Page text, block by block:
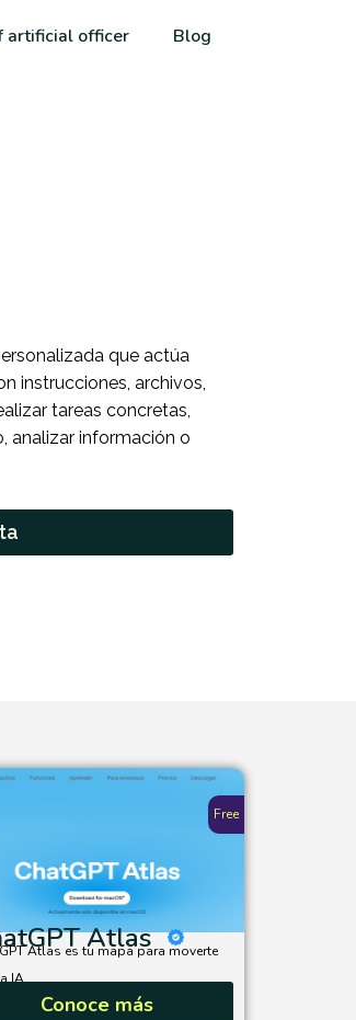
artificial officer Blog
que actúa
instrucciones, archivos,
tareas concretas,
analizar información o
Atlas
Atlas es tu mapa para moverte
IA...
Conoce más
Free